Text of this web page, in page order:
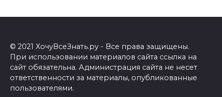
© 2021 ХочуВсеЗнать.ру - Все права защищены.
При использовании материалов сайта ссылка на
сайт обязательна. Администрация сайта не несет
ответственности за материалы, опубликованные
пользователями.